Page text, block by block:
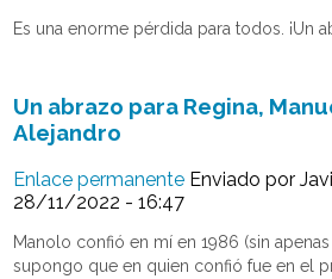
Es una enorme pérdida para todos. ¡Un
Un abrazo para Regina,
Alejandro
Enlace permanente Enviado por
28/11/2022 - 16:47
Manolo confió en mí en 1986 (sin
supongo que en quien confió fue en el